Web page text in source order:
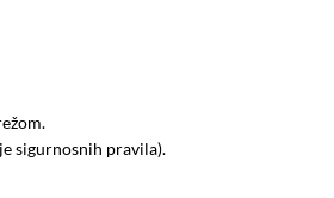
sigurnosnih pravila).